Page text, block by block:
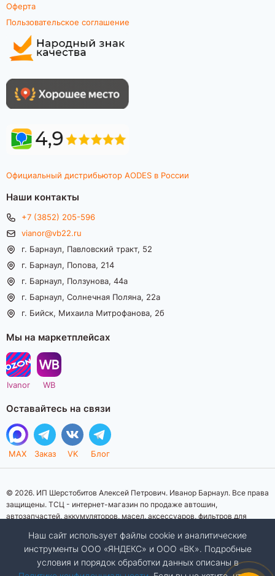
Оферта
Пользовательское соглашение
Официальный дистрибьютор AODES в России
Наши контакты
+7 (3852) 205-596
vianor@vb22.ru
г. Барнаул, Павловский тракт, 52
г. Барнаул, Попова, 214
г. Барнаул, Ползунова, 44а
г. Барнаул, Солнечная Поляна, 22а
г. Бийск, Михаила Митрофанова, 2б
Мы на маркетплейсах
Ivanor WB
Оставайтесь на связи
MAX Заказ VK Блог
© 2026. ИП Шерстобитов Алексей Петрович. Иванор Барнаул. Все права
защищены. ТСЦ - интернет-магазин по продаже автошин,
автозапчастей, аккумуляторов, масел, аксессуаров, фильтров для
информационный характер. Представленная информация о товарах, их
стоимости, характеристик, фото, наличия на складе ни при каких
условиях не является публичной офертой, определяемой положениями
Статьи 437 (2) Гражданского кодекса Российской Федерации.
Наш сайт использует файлы cookie и аналитические
инструменты ООО «ЯНДЕКС» и ООО «ВК». Подробные
условия и порядок обработки данных описаны в